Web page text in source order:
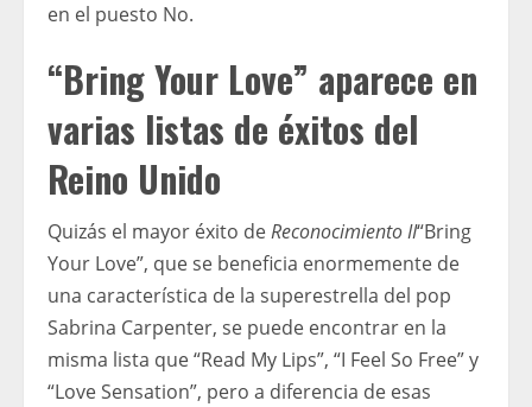
en el puesto No.
“Bring Your Love” aparece en
varias listas de éxitos del
Reino Unido
Quizás el mayor éxito deReconocimiento II“Bring
Your Love”, que se beneficia enormemente de
una característica de la superestrella del pop
Sabrina Carpenter, se puede encontrar en la
misma lista que “Read My Lips”, “I Feel So Free” y
“Love Sensation”, pero a diferencia de esas